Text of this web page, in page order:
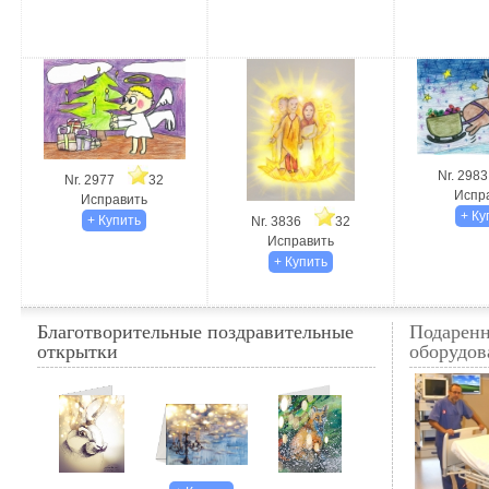
Nr. 2977
32
Исправить
Nr. 3836
32
Исправить
Nr.
Благотворительные поздравительные
открытки